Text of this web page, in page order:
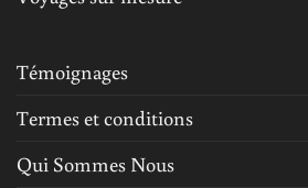
Témoignages
Termes et conditions
Qui Sommes Nous